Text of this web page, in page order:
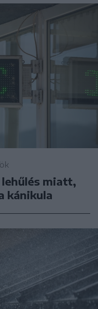
lehűlés miatt,
kánikula